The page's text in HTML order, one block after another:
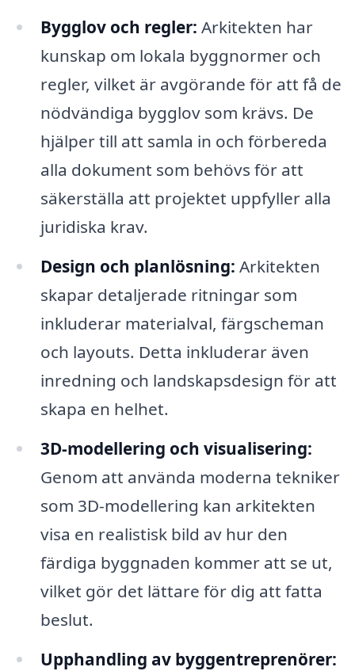
Bygglov och regler: Arkitekten har
kunskap om lokala byggnormer och
regler, vilket är avgörande för att få de
nödvändiga bygglov som krävs. De
hjälper till att samla in och förbereda
alla dokument som behövs för att
säkerställa att projektet uppfyller alla
juridiska krav.
Design och planlösning: Arkitekten
skapar detaljerade ritningar som
inkluderar materialval, färgscheman
och layouts. Detta inkluderar även
inredning och landskapsdesign för att
skapa en helhet.
3D-modellering och visualisering:
Genom att använda moderna tekniker
som 3D-modellering kan arkitekten
visa en realistisk bild av hur den
färdiga byggnaden kommer att se ut,
vilket gör det lättare för dig att fatta
beslut.
Upphandling av byggentreprenörer: